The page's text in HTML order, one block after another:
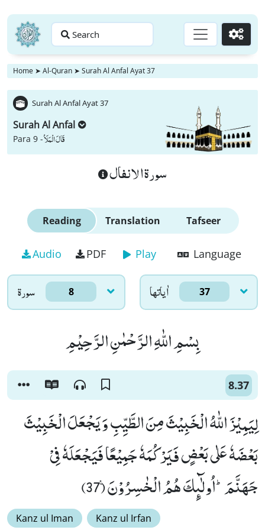
Search Go
Home ➤ Al-Quran ➤ Surah Al Anfal Ayat 37
Surah Al Anfal Ayat 37
Surah Al Anfal
Para 9 -قَالَ الْمَلَاُ
سورة الانفال
Reading Translation Tafseer
Audio PDF Play Language
سورۃ 8 اٰياتها 37
بِسْمِ اللّٰهِ الرَّحْمٰنِ الرَّحِیْمِ
8.37
لِیَمِیْزَ اللّٰهُ الْخَبِیْثَ مِنَ الطَّیِّبِ وَ یَجْعَلَ الْخَبِیْثَ
بَعْضَهٗ عَلٰى بَعْضٍ فَیَرْكُمَهٗ جَمِیْعًا فَیَجْعَلَهٗ فِیْ
جَهَنَّمَؕ-اُولٰٓىٕكَ هُمُ الْخٰسِرُوْنَ۠ (37)
Kanz ul Iman Kanz ul Irfan